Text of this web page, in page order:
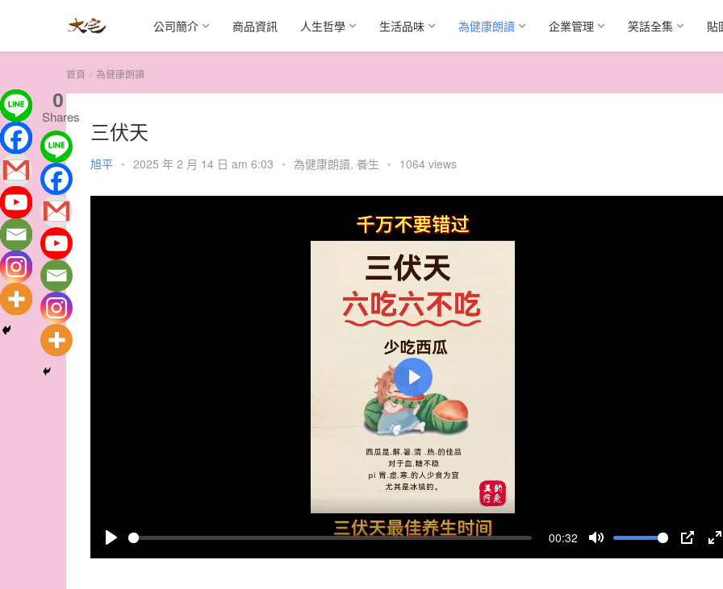
公司簡介 商品資訊 人生哲學 生活品味 為健康朗讀 企業管理 笑話全集 貼
首頁 為健康朗讀
三伏天
旭平 • 2025 年 2 月 14 日 am 6:03 • 為健康朗讀, 養生 • 1064 views
P
00:32
M
P
E
P
l
a
y
0
Shares